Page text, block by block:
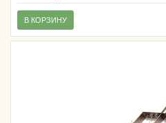
В КОРЗИНУ